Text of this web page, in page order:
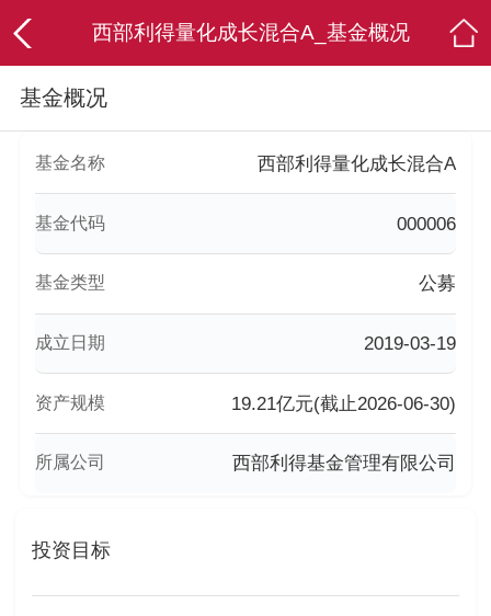
西部利得量化成长混合A_基金概况
基金概况
基金名称 西部利得量化成长混合A
基金代码 000006
基金类型 公募
成立日期 2019-03-19
资产规模 19.21亿元(截止2026-06-30)
所属公司 西部利得基金管理有限公司
投资目标